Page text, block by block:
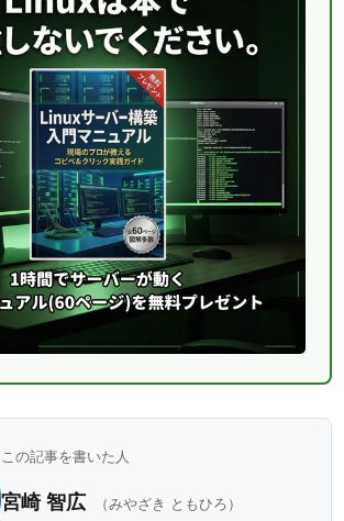
この記事を書いた人
宮崎 智広 （みやざき ともひろ）